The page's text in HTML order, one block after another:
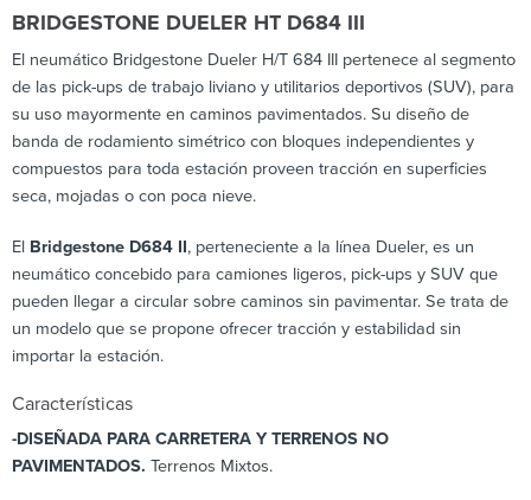
BRIDGESTONE DUELER HT D684 III
El neumático Bridgestone Dueler H/T 684 III pertenece al segmento
de las pick-ups de trabajo liviano y utilitarios deportivos (SUV), para
su uso mayormente en caminos pavimentados. Su diseño de
banda de rodamiento simétrico con bloques independientes y
compuestos para toda estación proveen tracción en superficies
seca, mojadas o con poca nieve.
El Bridgestone D684 II, perteneciente a la línea Dueler, es un
neumático concebido para camiones ligeros, pick-ups y SUV que
pueden llegar a circular sobre caminos sin pavimentar. Se trata de
un modelo que se propone ofrecer tracción y estabilidad sin
importar la estación.
Características
-DISEÑADA PARA CARRETERA Y TERRENOS NO
PAVIMENTADOS. Terrenos Mixtos.